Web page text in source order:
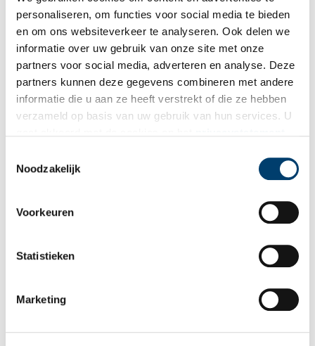
personaliseren, om functies voor social media te bieden
en om ons websiteverkeer te analyseren. Ook delen we
informatie over uw gebruik van onze site met onze
partners voor social media, adverteren en analyse. Deze
partners kunnen deze gegevens combineren met andere
informatie die u aan ze heeft verstrekt of die ze hebben
verzameld op basis van uw gebruik van hun services. U
Noodzakelijk
Voorkeuren
Statistieken
Marketing
Vivian Ammerlaan, Waanplekken 119, 2025.
Vivian Ammerlaan in de Rocky Mountains. Een Nederlandse
kunstenaar in Noord-Amerika
is van 25 november 2025 t/m 18
Bron:Singer Laren